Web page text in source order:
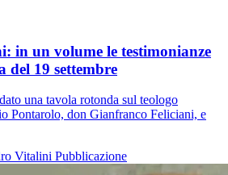
in un volume le testimonianze
del 19 settembre
una tavola rotonda sul teologo
Pontarolo, don Gianfranco Feliciani, e
Vitalini Pubblicazione